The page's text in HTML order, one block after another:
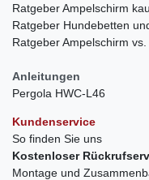
Ratgeber Ampelschirm
Ratgeber Hundebetten
Ratgeber Ampelschirm
Anleitungen
Pergola HWC-L46
Kundenservice
So finden Sie uns
Kostenloser
Montage und